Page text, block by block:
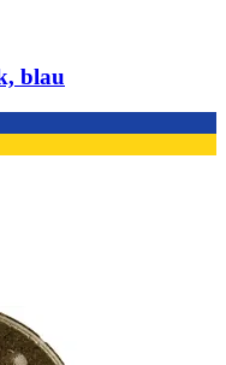
blau